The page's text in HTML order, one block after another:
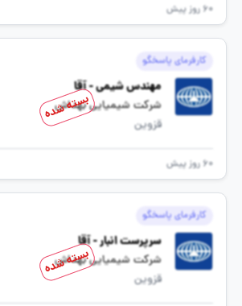
60 روز پیش
کارفرمای پاسخگو
مهندس شیمی - آقا
شرکت شیمیایی بهداش
قزوین
60 روز پیش
بسته شده
کارفرمای پاسخگو
سرپرست انبار - آقا
شرکت شیمیایی بهداش
قزوین
بسته شده